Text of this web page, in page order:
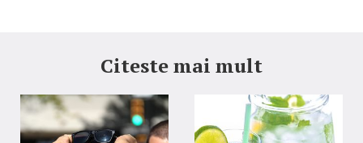
Citeste mai mult